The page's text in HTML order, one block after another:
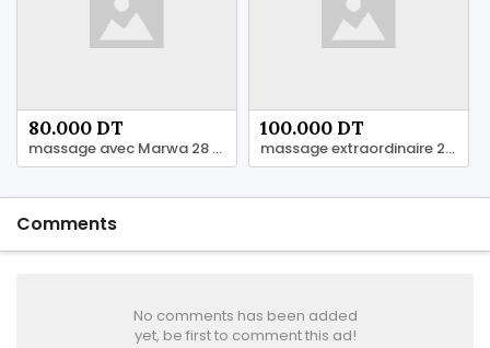
80.000 DT
massage avec Marwa 28 24 7878
100.000 DT
massage extraordinaire 28 24 7878
Comments
No comments has been added
yet, be first to comment this ad!